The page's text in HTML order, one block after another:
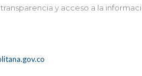
y acceso a la